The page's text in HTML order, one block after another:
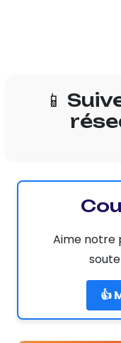
📱
Aime notre
👍